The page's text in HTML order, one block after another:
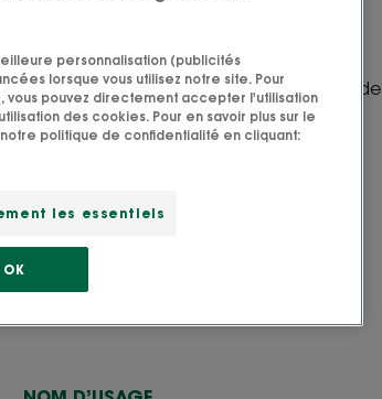
fruits, Klorane a choisi l’olivier, symbole de
depuis l’Antiquité.
personnalisation (publicités
lorsque vous utilisez notre site. Pour
vous pouvez directement accepter l'utilisation
des cookies. Pour en savoir plus sur le
politique de confidentialité en cliquant:
les essentiels
OK